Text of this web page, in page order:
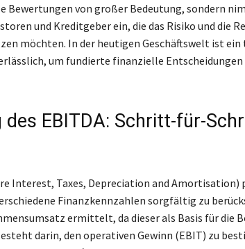
Bewertungen von großer Bedeutung, sondern
und Kreditgeber ein, die das Risiko und die
möchten. In der heutigen Geschäftswelt ist ein
um fundierte finanzielle
des EBITDA: Schritt-für-
Interest, Taxes, Depreciation and Amortisation)
Finanzkennzahlen sorgfältig zu
ermittelt, da dieser als Basis für die
darin, den operativen Gewinn (EBIT) zu